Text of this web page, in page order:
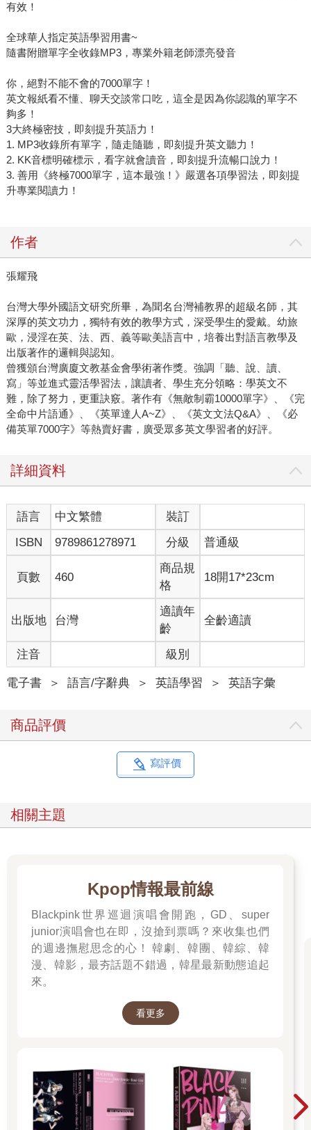
有效！
全球華人指定英語學習用書~
隨書附贈單字全收錄MP3，專業外籍老師漂亮發音
你，絕對不能不會的7000單字！
英文報紙看不懂、聊天交談常口吃，這全是因為你認識的單字不
夠多！
3大終極密技，即刻提升英語力！
1. MP3收錄所有單字，隨走隨聽，即刻提升英文聽力！
2. KK音標明確標示，看字就會讀音，即刻提升流暢口說力！
3. 善用《終極7000單字，這本最強！》嚴選各項學習法，即刻提
升專業閱讀力！
作者
張耀飛
台灣大學外國語文研究所畢，為聞名台灣補教界的超級名師，其
深厚的英文功力，獨特有效的教學方式，深受學生的愛戴。幼旅
歐，浸淫在英、法、西、義等歐美語言中，培養出對語言教學及
出版著作的邏輯與認知。
曾獲頒台灣廣廈文教基金會學術著作獎。強調「聽、說、讀、
寫」等並進式靈活學習法，讓讀者、學生充分領略：學英文不
難，除了努力，更重訣竅。著作有《無敵制霸10000單字》、《完
全命中片語通》、《英單達人A~Z》、《英文文法Q&A》、《必
備英單7000字》等熱賣好書，廣受眾多英文學習者的好評。
詳細資料
語言 中文繁體
裝訂
ISBN
9789861278971 分級 普通級
頁數 460
商品規
格
18開17*23cm
出版地 台灣
適讀年
齡
全齡適讀
注音 級別
電子書 ＞ 語言/字辭典 ＞ 英語學習 ＞ 英語字彙
商品評價
寫評價
相關主題
Kpop情報最前線
Blackpink世界巡迴演唱會開跑，GD、super
junior演唱會也在即，沒搶到票嗎？來收集也們
的週邊撫慰思念的心！ 韓劇、韓團、韓綜、韓
漫、韓影，最夯話題不錯過，韓星最新動態追起
來。
看更多